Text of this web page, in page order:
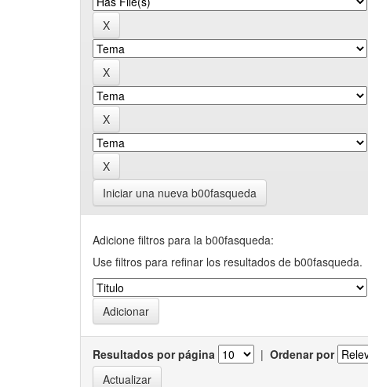
Iniciar una nueva b00fasqueda
Adicione filtros para la b00fasqueda:
Use filtros para refinar los resultados de b00fasqueda.
Resultados por página | Ordenar por